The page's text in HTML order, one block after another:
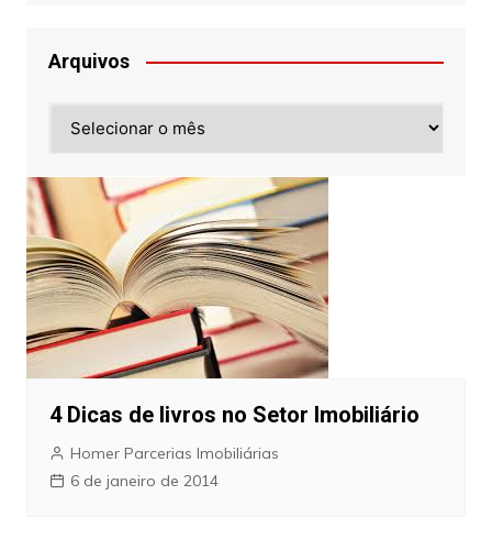
Arquivos
4 Dicas de livros no Setor Imobiliário
Homer Parcerias Imobiliárias
6 de janeiro de 2014